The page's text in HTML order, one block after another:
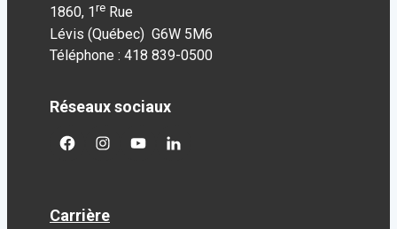
1860, 1 re Rue
Lévis (Québec) G6W 5M6
Téléphone : 418 839-0500
Réseaux sociaux
facebookgoogleplus
googleplusgoogleplus
Carrière